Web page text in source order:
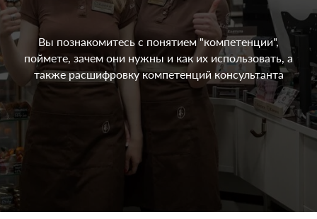
Вы познакомитесь с понятием "компетенции",
поймете, зачем они нужны и как их использовать, а
также расшифровку компетенций консультанта